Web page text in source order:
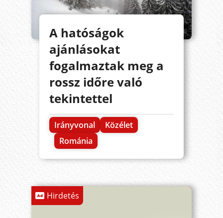
A hatóságok
ajánlásokat
fogalmaztak meg a
rossz időre való
tekintettel
Irányvonal
Közélet
Románia
Hirdetés